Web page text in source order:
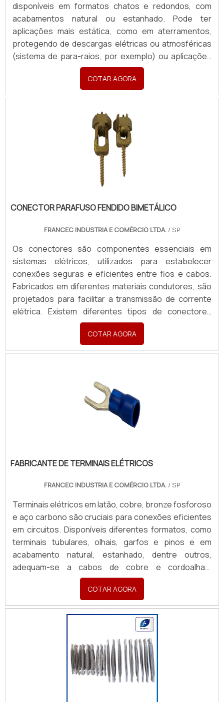
disponíveis em formatos chatos e redondos, com
acabamentos natural ou estanhado. Pode ter
aplicações mais estática, como em aterramentos,
protegendo de descargas elétricas ou atmosféricas
(sistema de para-raios, por exemplo) ou aplicações
em sistemas dinâmicos, garantindo passagem de
corrente e conexões seguras em painéis,
transformadores e equipamentos industriais móveis.
cobre, atendendo todas as necessidades com
rapidez e excelência. Para orçamentos, enviar:
Material (cobre nu ou estanhado), Formato (chata ou
redonda), Aplicação, Desenho/croqui com dimensões
(Largura, Espessura, Comprimento), Padrão de
furação com medidas, Seção Transversal (mm²) e
(Revenda ou Consumo).
COTAR AGORA
CONECTOR PARAFUSO FENDIDO BIMETÁLICO
FRANCEC INDUSTRIA E COMÉRCIO LTDA./ SP
Os conectores são componentes essenciais em
sistemas elétricos, utilizados para estabelecer
conexões seguras e eficientes entre fios e cabos.
Fabricados em diferentes materiais condutores, são
projetados para facilitar a transmissão de corrente
elétrica. Existem diferentes tipos de conectores
terminais, como os de compressão, cunha, para pino,
entre outros, que oferecem opções adequadas para
diversas aplicações, desde circuitos simples até
das condições operacionais. Para orçamentos, enviar
as especificações em desenho/croqui, material e
COTAR AGORA
FABRICANTE DE TERMINAIS ELÉTRICOS
FRANCEC INDUSTRIA E COMÉRCIO LTDA./ SP
Terminais elétricos em latão, cobre, bronze fosforoso
e aço carbono são cruciais para conexões eficientes
em circuitos. Disponíveis diferentes formatos, como
terminais tubulares, olhais, garfos e pinos e em
acabamento natural, estanhado, dentre outros,
adequam-se a cabos de cobre e cordoalhas,
garantindo condução elétrica segura. Podemos
desenvolver ferramental de estampagem, conforme
desenho da peça. Para orçamentos, enviar:
desenho/croqui, material, acabamento e quantidades.
COTAR AGORA